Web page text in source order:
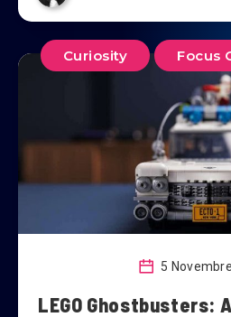
Curiosity Focus
5
LEGO